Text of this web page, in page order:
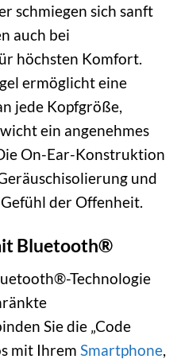
schmiegen sich sanft
auch bei
höchsten Komfort.
ermöglicht eine
jede Kopfgröße,
ein angenehmes
On-Ear-Konstruktion
und
der Offenheit.
Bluetooth®
Technologie
Sie die „Code
mit Ihrem Smartphone